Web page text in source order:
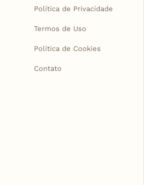
Política de Privacidade
Termos de Uso
Política de Cookies
Contato